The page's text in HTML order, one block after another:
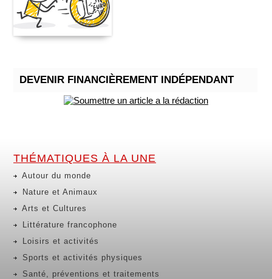
DEVENIR FINANCIÈREMENT INDÉPENDANT
THÉMATIQUES À LA UNE
Autour du monde
Nature et Animaux
Arts et Cultures
Littérature francophone
Loisirs et activités
Sports et activités physiques
Santé, préventions et traitements